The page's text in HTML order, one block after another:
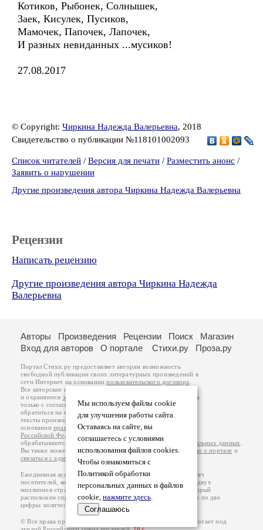
Котиков, Рыбонек, Солнышек,
Заек, Кисулек, Пусиков,
Мамочек, Папочек, Лапочек,
И разных невиданных ...мусиков!
27.08.2017
© Copyright: Чиркина Надежда Валерьевна, 2018
Свидетельство о публикации №118101002093
Список читателей / Версия для печати / Разместить анонс /
Заявить о нарушении
Другие произведения автора Чиркина Надежда Валерьевна
Рецензии
Написать рецензию
Другие произведения автора Чиркина Надежда
Валерьевна
Мы используем файлы cookie
для улучшения работы сайта.
Оставаясь на сайте, вы
соглашаетесь с условиями
использования файлов cookies.
Чтобы ознакомиться с
Политикой обработки
персональных данных и файлов
cookie, нажмите здесь.
Соглашаюсь
Авторы Произведения Рецензии Поиск
Магазин
Вход для авторов
О портале Стихи.ру Проза.ру
Портал Стихи.ру предоставляет авторам возможность
свободной публикации своих литературных произведений в
сети Интернет на основаниипользовательского договора
Все авторские права на произведения принадлежат авторам
и охраняются законом
. Перепечатка произведений возможна
только с согласия его автора, к которому вы можете
обратиться на его авторской странице. Ответственность за
тексты произведений авторы несут самостоятельно на
основанииправил публикацииизаконодательства
Российской Федерации
обрабатываются на основанииПолитики обработки персональных данных
Вы также можете посмотреть более подробнуюинформацию о портале и
связаться с администрацией
Ежедневная аудитория портала Стихи.ру – порядка 200 тысяч
посетителей, которые в общей сумме просматривают более двух
миллионов страниц по данным счетчика посещаемости, который
расположен справа от этого текста. В каждой графе указано по две
цифры: количество просмотров и количество посетителей.
© Все права принадлежат авторам, 2000-2026. Портал работает под